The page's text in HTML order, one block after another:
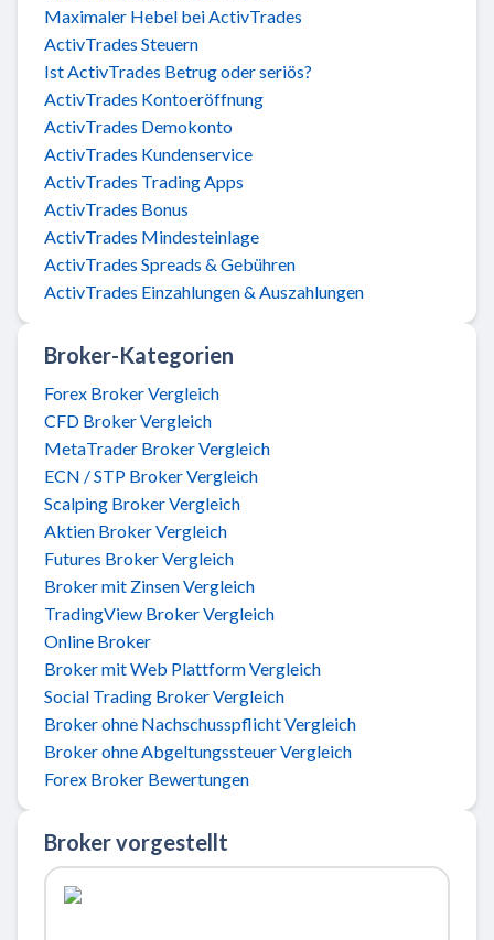
Maximaler Hebel bei ActivTrades
ActivTrades Steuern
Ist ActivTrades Betrug oder seriös?
ActivTrades Kontoeröffnung
ActivTrades Demokonto
ActivTrades Kundenservice
ActivTrades Trading Apps
ActivTrades Bonus
ActivTrades Mindesteinlage
ActivTrades Spreads & Gebühren
ActivTrades Einzahlungen & Auszahlungen
Broker-Kategorien
Forex Broker Vergleich
CFD Broker Vergleich
MetaTrader Broker Vergleich
ECN / STP Broker Vergleich
Scalping Broker Vergleich
Aktien Broker Vergleich
Futures Broker Vergleich
Broker mit Zinsen Vergleich
TradingView Broker Vergleich
Online Broker
Broker mit Web Plattform Vergleich
Social Trading Broker Vergleich
Broker ohne Nachschusspflicht Vergleich
Broker ohne Abgeltungssteuer Vergleich
Forex Broker Bewertungen
Broker vorgestellt